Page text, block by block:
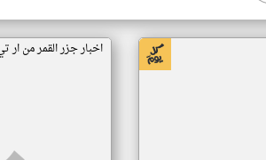
اخبار جزر القمر من ار